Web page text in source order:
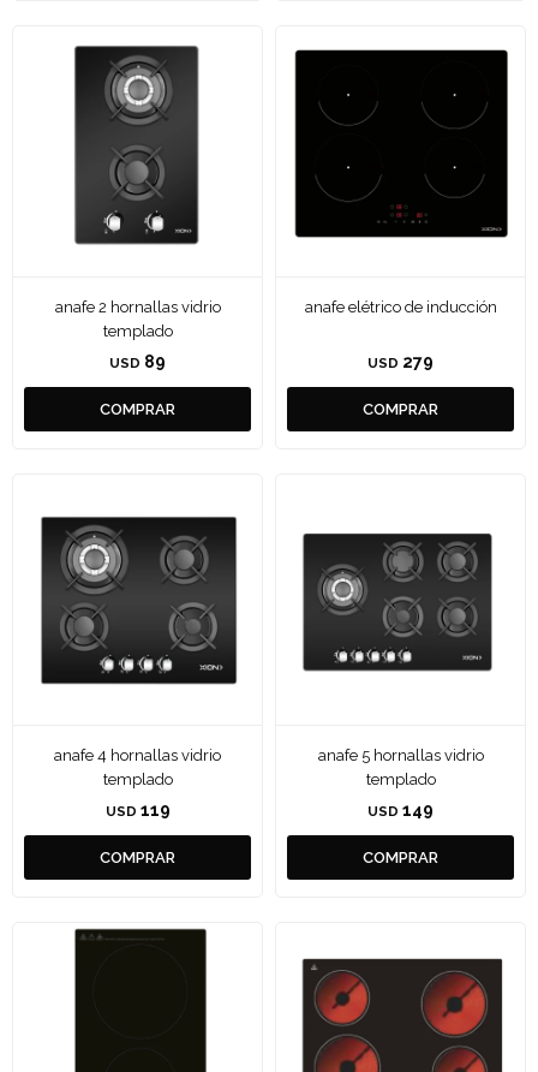
anafe 2 hornallas vidrio
templado
USD 89
anafe elétrico de inducción
USD 279
anafe 4 hornallas vidrio
templado
USD 119
anafe 5 hornallas vidrio
templado
USD 149